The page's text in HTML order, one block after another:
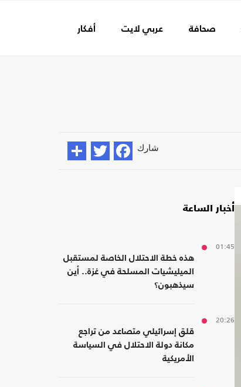
صحافة عربي لايت أفكار
شارك
أخبار الساعة
01:45
هذه خطة الاحتلال الخاصة لمستقبل
الميليشيات المسلحة في غزة.. أين
سيذهبون؟
20:26
قلق إسرائيلي متصاعد من تراجع
مكانة دولة الاحتلال في السياسة
الأمريكية